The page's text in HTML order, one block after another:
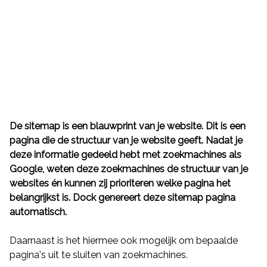
Dock apps
Klantbeheer
personeelsbeheer
Functies
Terug
De sitemap is een blauwprint van je website. Dit is een
pagina die de structuur van je website geeft. Nadat je
deze informatie gedeeld hebt met zoekmachines als
Google, weten deze zoekmachines de structuur van je
websites én kunnen zij prioriteren welke pagina het
belangrijkst is. Dockgenereert deze sitemap pagina
automatisch.
Daarnaast is het hiermee ook mogelijk om bepaalde
pagina's uit te sluiten van zoekmachines.